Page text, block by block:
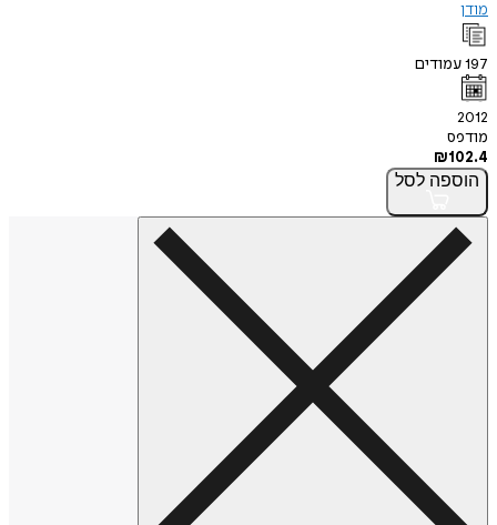
מודן
197עמודים
2012
מודפס
₪102.4
הוספה לסל